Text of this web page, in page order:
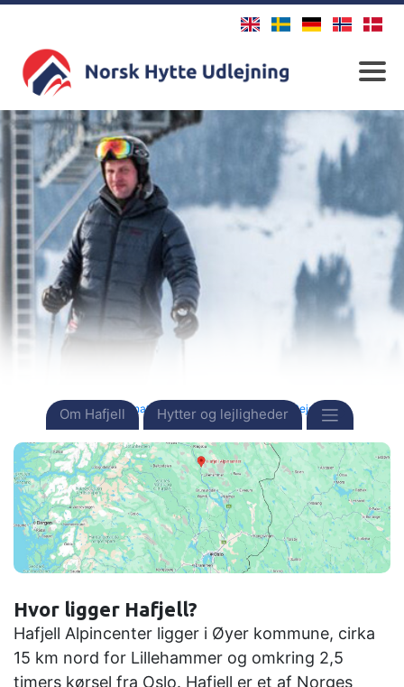
Om Hafjell Hytter og lejligheder
Forside Destinationer Norge Hafjell Rejsen til.....
Hvor ligger Hafjell?
Hafjell Alpincenter ligger i Øyer kommune, cirka
15 km nord for Lillehammer og omkring 2,5
timers kørsel fra Oslo. Hafjell er et af Norges